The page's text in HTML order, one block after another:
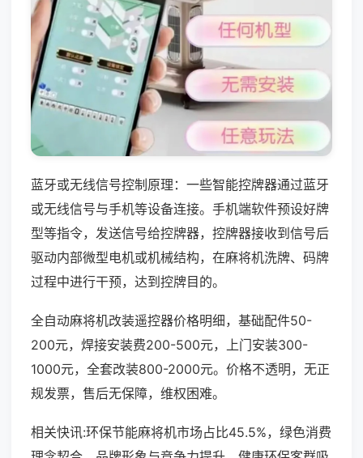
蓝牙或无线信号控制原理：一些智能控牌器通过蓝牙
或无线信号与手机等设备连接。手机端软件预设好牌
型等指令，发送信号给控牌器，控牌器接收到信号后
驱动内部微型电机或机械结构，在麻将机洗牌、码牌
过程中进行干预，达到控牌目的。
全自动麻将机改装遥控器价格明细，基础配件50-
200元，焊接安装费200-500元，上门安装300-
1000元，全套改装800-2000元。价格不透明，无正
规发票，售后无保障，维权困难。
相关快讯:环保节能麻将机市场占比45.5%，绿色消费